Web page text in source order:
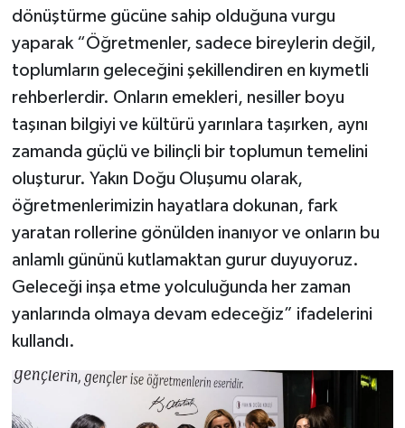
dönüştürme gücüne sahip olduğuna vurgu
yaparak “Öğretmenler, sadece bireylerin değil,
toplumların geleceğini şekillendiren en kıymetli
rehberlerdir. Onların emekleri, nesiller boyu
taşınan bilgiyi ve kültürü yarınlara taşırken, aynı
zamanda güçlü ve bilinçli bir toplumun temelini
oluşturur. Yakın Doğu Oluşumu olarak,
öğretmenlerimizin hayatlara dokunan, fark
yaratan rollerine gönülden inanıyor ve onların bu
anlamlı gününü kutlamaktan gurur duyuyoruz.
Geleceği inşa etme yolculuğunda her zaman
yanlarında olmaya devam edeceğiz” ifadelerini
kullandı.